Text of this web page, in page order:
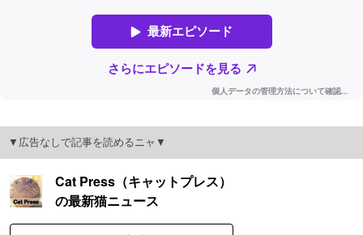
▼広告なしで記事を読めるニャ▼